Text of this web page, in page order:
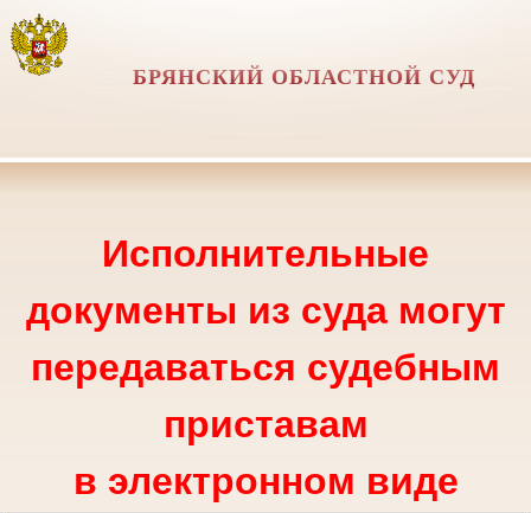
БРЯНСКИЙ ОБЛАСТНОЙ СУД
Исполнительные
документы из суда могут
передаваться судебным
приставам
в электронном виде